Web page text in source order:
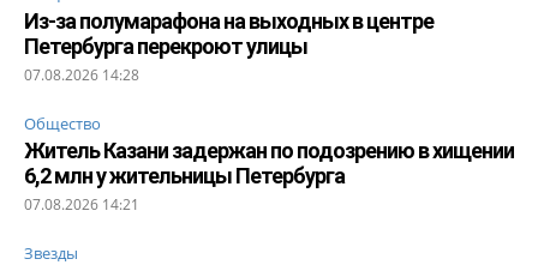
Из-за полумарафона на выходных в центре
Петербурга перекроют улицы
07.08.2026 14:28
Общество
Житель Казани задержан по подозрению в хищении
6,2 млн у жительницы Петербурга
07.08.2026 14:21
Звезды